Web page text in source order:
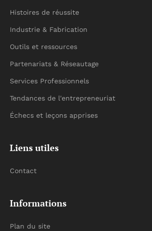
Histoires de réussite
Industrie & Fabrication
Outils et ressources
Partenariats & Réseautage
Services Professionnels
Tendances de l'entrepreneuriat
Échecs et leçons apprises
Liens utiles
Contact
Informations
Plan du site